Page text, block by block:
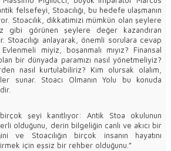
felsefeyi, Stoacılığı, bu hedefe ulaşmanın
Stoacılık, dikkatimizi mümkün olan şeylere
gibi görünen şeylere değer kazandıran
anlayarak, önemli sorulara cevap
miyiz, boşanmalı mıyız? Finansal
bir dünyada paramızı nasıl yönetmeliyiz?
nasıl kurtulabiliriz? Kim olursak olalım,
sunar. Stoacı Olmanın Yolu bu konuda
birçok şeyi kanıtlıyor: Antik Stoa okulunun
olduğunu, derin bilgeliğin canlı ve akıcı bir
ve Stoacılığın birçok insanın hayatını
için eşsiz bir rehber olduğunu.”